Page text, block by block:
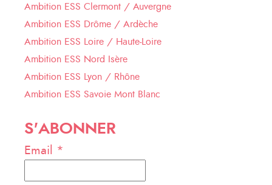
Ambition ESS Clermont / Auvergne
Ambition ESS Drôme / Ardèche
Ambition ESS Loire / Haute-Loire
Ambition ESS Nord Isère
Ambition ESS Lyon / Rhône
Ambition ESS Savoie Mont Blanc
S'ABONNER
Email *